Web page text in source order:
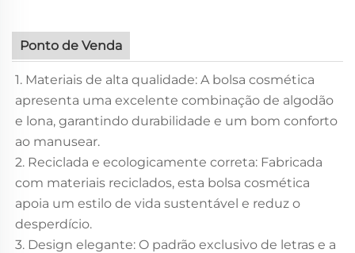
Ponto de Venda
1. Materiais de alta qualidade: A bolsa cosmética
apresenta uma excelente combinação de algodão
e lona, garantindo durabilidade e um bom conforto
ao manusear.
2. Reciclada e ecologicamente correta: Fabricada
com materiais reciclados, esta bolsa cosmética
apoia um estilo de vida sustentável e reduz o
desperdício.
3. Design elegante: O padrão exclusivo de letras e a